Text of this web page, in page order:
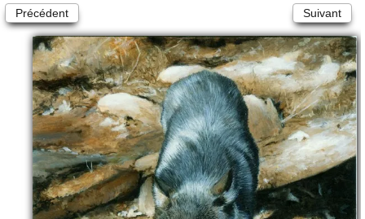
OEUVRES
BECASSE
COMMANDE
L'ARTISTE.
NEWS
CONTACT
Français
Précédent Suivant